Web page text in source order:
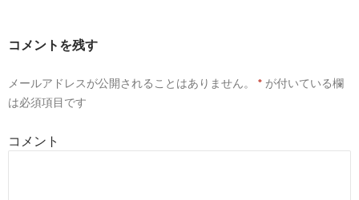
コメントを残す
メールアドレスが公開されることはありません。 * が付いている欄
は必須項目です
コメント